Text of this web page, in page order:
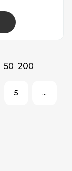
50 200
5 ...